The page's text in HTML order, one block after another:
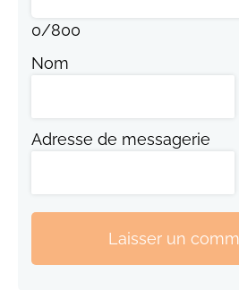
0/800
Nom
Adresse de messagerie
Laisser un